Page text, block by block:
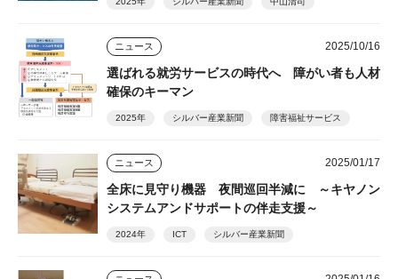
ニュース 2025/10/16
選ばれる就労サービスの時代へ 障がい者も人材
確保のキーマン
2025年 シルバー産業新聞 障害福祉サービス
ニュース 2025/01/17
全床に見守り機器 夜間巡回半減に ～キヤノン
システムアンドサポートの伴走支援～
2024年 ICT シルバー産業新聞